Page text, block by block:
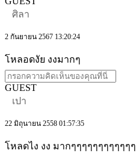
ศิลา
2 กันยายน 2567 13:20:24
โหลอดงัย งงมากๆ
GUEST
เปา
22 มิถุนายน 2558 01:57:35
โหลดไง งง มากๆๆๆๆๆๆๆๆๆๆๆๆ